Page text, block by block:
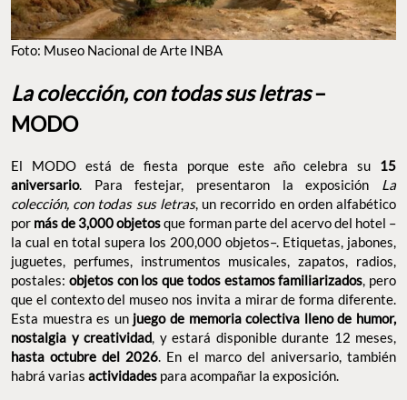
Foto: Museo Nacional de Arte INBA
La colección, con todas sus letras–
MODO
El MODO está de fiesta porque este año celebra su 15
aniversario. Para festejar, presentaron la exposición La
colección, con todas sus letras, un recorrido en orden alfabético
por más de 3,000 objetosque forman parte del acervo del hotel –
la cual en total supera los 200,000 objetos–. Etiquetas, jabones,
juguetes, perfumes, instrumentos musicales, zapatos, radios,
postales: objetos con los que todos estamos familiarizados, pero
que el contexto del museo nos invita a mirar de forma diferente.
Esta muestra es un juego de memoria colectiva lleno de humor,
nostalgia y creatividad, y estará disponible durante 12 meses,
hasta octubre del 2026. En el marco del aniversario, también
habrá varias actividades para acompañar la exposición.